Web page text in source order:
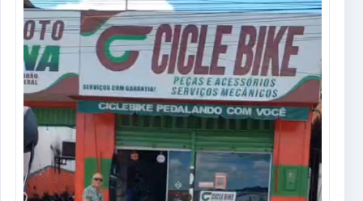
Tocador
de
vídeo